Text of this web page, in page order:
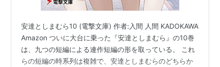
安達としまむら10 (電撃文庫) 作者:入間 人間 KADOKAWA
Amazon ついに大台に乗った『安達としまむら』の10巻
は、九つの短編による連作短編の形を取っている。 これ
らの短編の時系列は複雑で、安達としまむらのどちらか